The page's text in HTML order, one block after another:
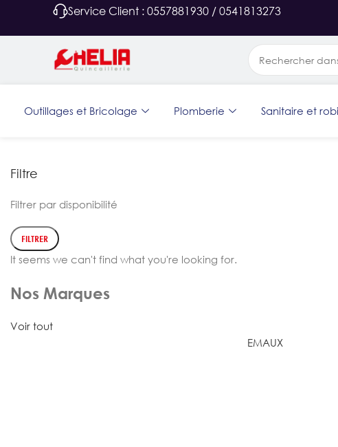
Service Client : 0557881930 / 0541813273
Outillages et Bricolage Plomberie Sanitaire et
Filtre
Filtrer par disponibilité
FILTRER
It seems we can't find what you're looking for.
Nos Marques
Voir tout
EMAUX